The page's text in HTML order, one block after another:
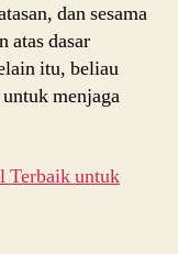
dan sesama
atas dasar
itu, beliau
menjaga
Terbaik untuk